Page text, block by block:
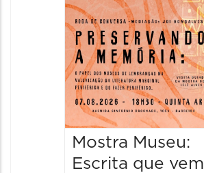
Mostra Museu:
Escrita que vem